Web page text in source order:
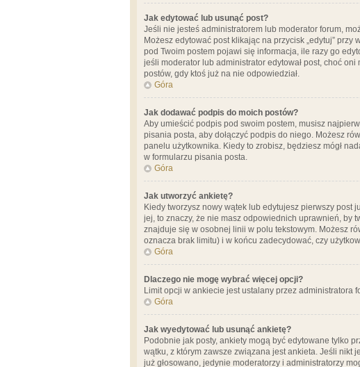
Jak edytować lub usunąć post?
Jeśli nie jesteś administratorem lub moderator forum,
Możesz edytować post klikając na przycisk „edytuj”
pod Twoim postem pojawi się informacja, ile razy go
jeśli moderator lub administrator edytował post, choć
postów, gdy ktoś już na nie odpowiedział.
Góra
Jak dodawać podpis do moich postów?
Aby umieścić podpis pod swoim postem, musisz
pisania posta, aby dołączyć podpis do niego. Możesz
panelu użytkownika. Kiedy to zrobisz, będziesz mógł
w formularzu pisania posta.
Góra
Jak utworzyć ankietę?
Kiedy tworzysz nowy wątek lub edytujesz pierwszy post
jej, to znaczy, że nie masz odpowiednich uprawnień, by
znajduje się w osobnej linii w polu tekstowym. Możesz
oznacza brak limitu) i w końcu zadecydować, czy
Góra
Dlaczego nie mogę wybrać więcej opcji?
Limit opcji w ankiecie jest ustalany przez administratora
Góra
Jak wyedytować lub usunąć ankietę?
Podobnie jak posty, ankiety mogą być edytowane tylko
wątku, z którym zawsze związana jest ankieta. Jeśli nikt
już głosowano, jedynie moderatorzy i administratorzy